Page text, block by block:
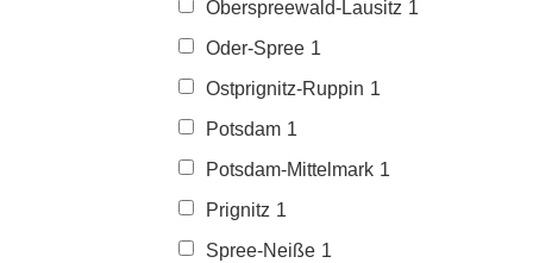
Oberspreewald-Lausitz 1
Oder-Spree 1
Ostprignitz-Ruppin 1
Potsdam 1
Potsdam-Mittelmark 1
Prignitz 1
Spree-Neiße 1